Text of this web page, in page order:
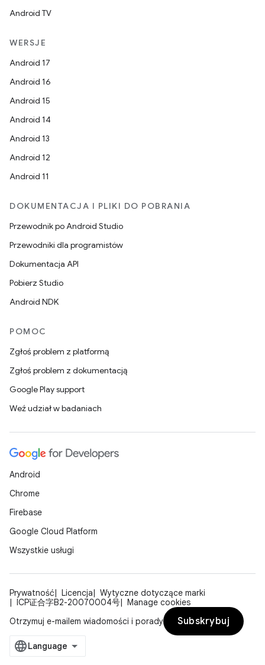
Android TV
WERSJE
Android 17
Android 16
Android 15
Android 14
Android 13
Android 12
Android 11
DOKUMENTACJA I PLIKI DO POBRANIA
Przewodnik po Android Studio
Przewodniki dla programistów
Dokumentacja API
Pobierz Studio
Android NDK
POMOC
Zgłoś problem z platformą
Zgłoś problem z dokumentacją
Google Play support
Weź udział w badaniach
Android
Chrome
Firebase
Google Cloud Platform
Wszystkie usługi
Prywatność Licencja
Wytyczne dotyczące marki
ICP证合字B2-20070004号
Manage cookies
Otrzymuj e-mailem wiadomości i porady
Subskrybuj